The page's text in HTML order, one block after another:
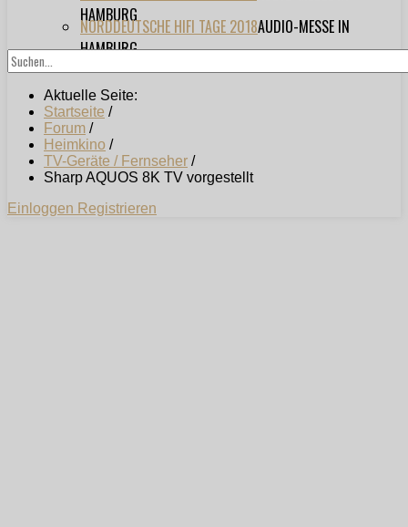
HAMBURG
NORDDEUTSCHE HIFI TAGE 2018AUDIO-MESSE IN
HAMBURG
Aktuelle Seite:
Startseite /
Forum /
Heimkino /
TV-Geräte / Fernseher /
Sharp AQUOS 8K TV vorgestellt
Einloggen Registrieren